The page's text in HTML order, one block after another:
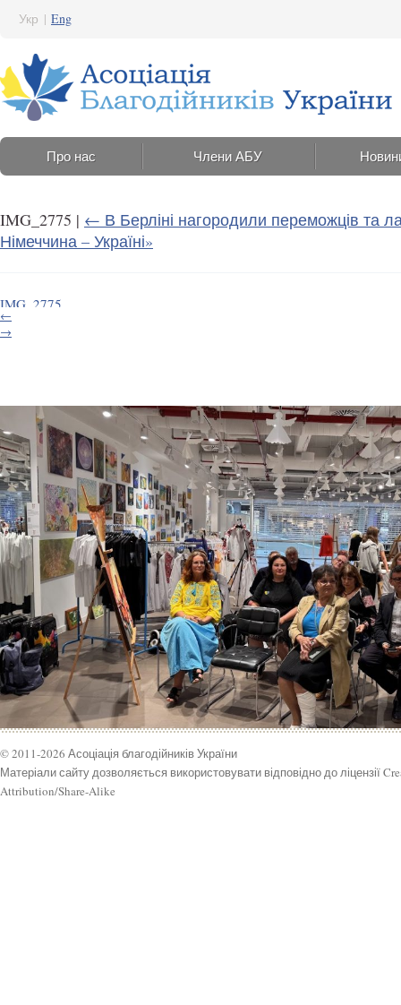
Укр | Eng
Про нас Члени АБУ
IMG_2775 | ← В Берліні нагородили переможців та
Німеччина – Україні»
IMG_2775
27 Серпня 2025 12:23
←
→
© 2011-2026 Асоціація благодійників України
Матеріали сайту дозволяється використовувати відповідно до ліцензії
Attribution/Share-Alike